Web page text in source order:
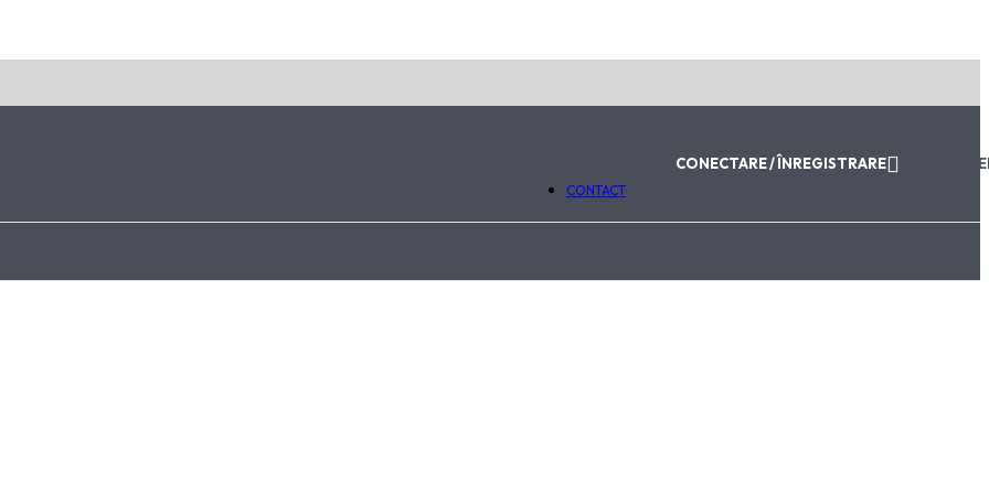
Va fi utilizat în conformitate cu
CONTACT
CONECTARE / ÎNREGISTRARE